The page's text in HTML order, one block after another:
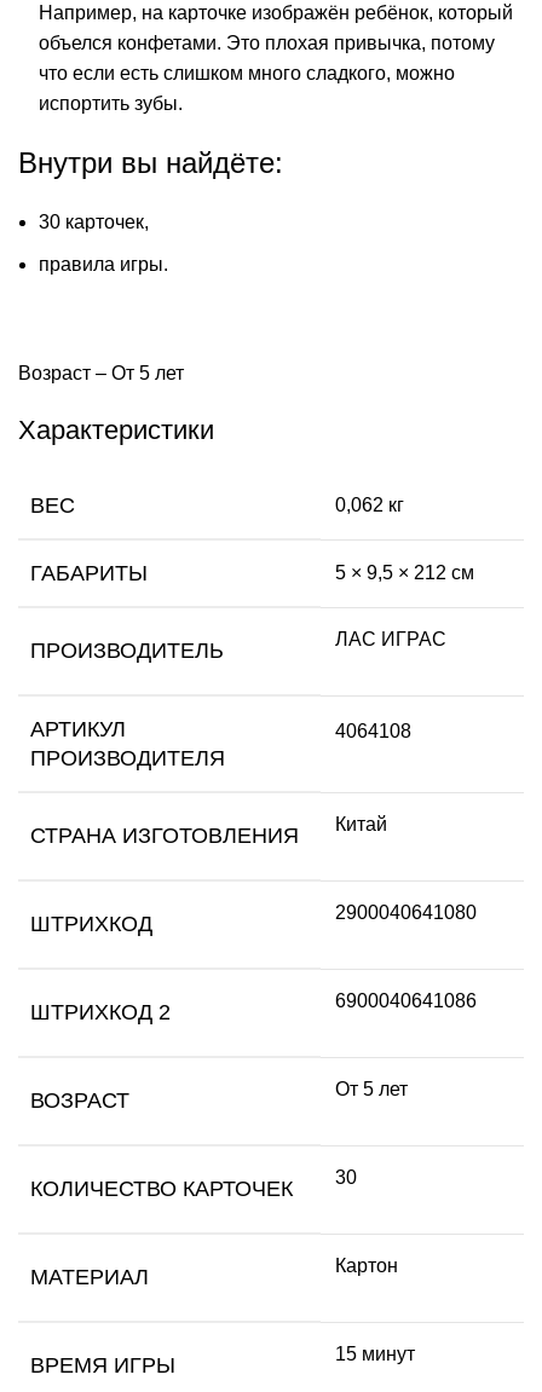
Например, на карточке изображён ребёнок, который
объелся конфетами. Это плохая привычка, потому
что если есть слишком много сладкого, можно
испортить зубы.
Внутри вы найдёте:
30 карточек,
правила игры.
Возраст – От 5 лет
Характеристики
ВЕС 0,062 кг
ГАБАРИТЫ 5 × 9,5 × 212 см
ПРОИЗВОДИТЕЛЬ ЛАС ИГРАС
АРТИКУЛ
ПРОИЗВОДИТЕЛЯ
4064108
СТРАНА ИЗГОТОВЛЕНИЯ Китай
ШТРИХКОД 2900040641080
ШТРИХКОД 2 6900040641086
ВОЗРАСТ От 5 лет
КОЛИЧЕСТВО КАРТОЧЕК 30
МАТЕРИАЛ Картон
ВРЕМЯ ИГРЫ 15 минут